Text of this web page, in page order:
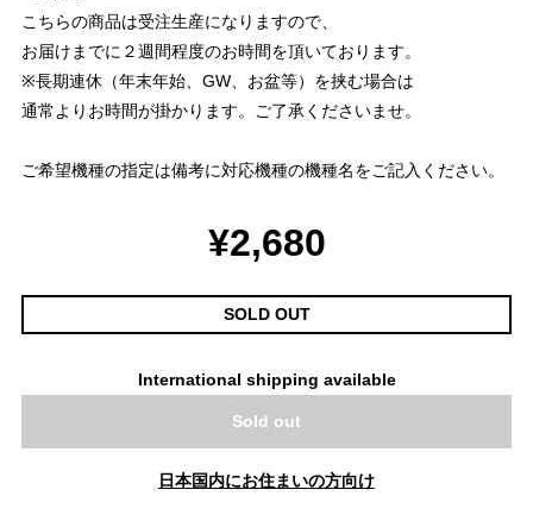
こちらの商品は受注生産になりますので、
お届けまでに２週間程度のお時間を頂いております。
※長期連休（年末年始、GW、お盆等）を挟む場合は
通常よりお時間が掛かります。ご了承くださいませ。
ご希望機種の指定は備考に対応機種の機種名をご記入ください。
¥2,680
SOLD OUT
International shipping available
Sold out
日本国内にお住まいの方向け